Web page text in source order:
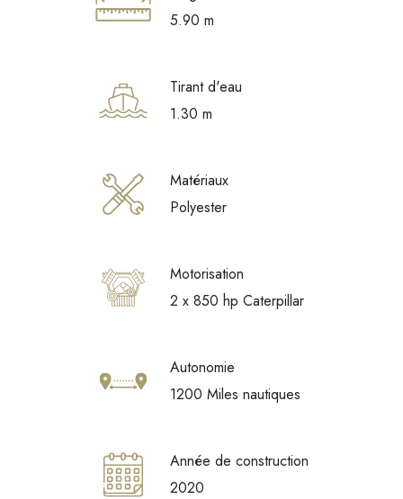
5.90 m
Tirant d'eau
1.30 m
Matériaux
Polyester
Motorisation
2 x 850 hp Caterpillar
Autonomie
1200 Miles nautiques
Année de construction
2020